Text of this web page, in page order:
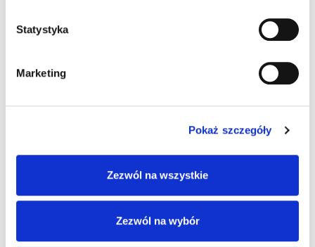
Statystyka
Marketing
Pokaż szczegóły
Zezwól na wszystkie
Zezwól na wybór